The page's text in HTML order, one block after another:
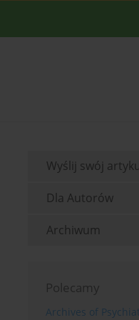
Wyślij swój
Dla Autorów
Archiwum
Polecamy
Archives of